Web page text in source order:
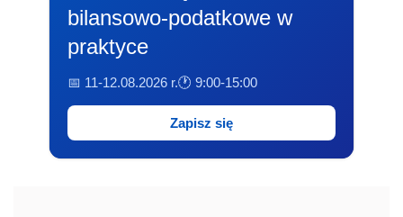
bilansowo-podatkowe w
praktyce
📅 11-12.08.2026 r.🕐 9:00-15:00
Zapisz się